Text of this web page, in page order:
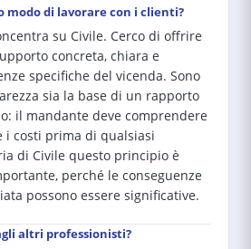
modo di lavorare con i clienti?
su Civile. Cerco di offrire
concreta, chiara e
specifiche del vicenda. Sono
sia la base di un rapporto
il mandante deve comprendere
i costi prima di qualsiasi
di Civile questo principio è
perché le conseguenze
possono essere significative.
altri professionisti?